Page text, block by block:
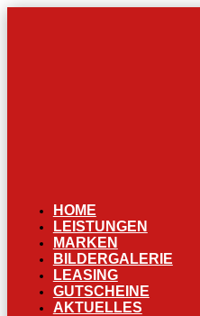
HOME
LEISTUNGEN
MARKEN
BILDERGALERIE
LEASING
GUTSCHEINE
AKTUELLES